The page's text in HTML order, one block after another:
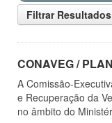
Filtrar Resultados
CONAVEG /
A Comissão-
e Recuperação da
no âmbito do